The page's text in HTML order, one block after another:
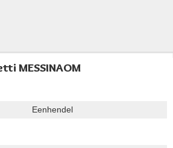
MESSINAOM
Eenhendel